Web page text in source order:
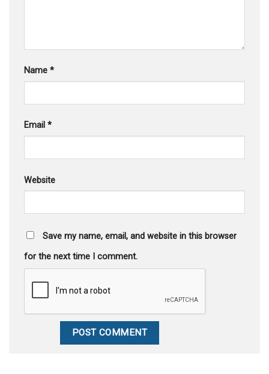
Name *
Email *
Website
Save my name, email, and website in this browser
for the next time I comment.